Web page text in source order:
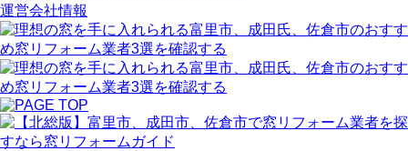
運営会社情報